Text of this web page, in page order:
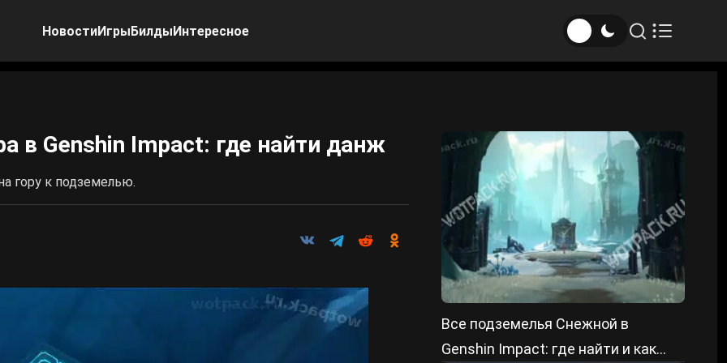
НовостиИгрыБилдыИнтересное
в Genshin Impact: где найти данж
гору к подземелью.
Все подземелья Снежной в
Genshin Impact: где найти и как